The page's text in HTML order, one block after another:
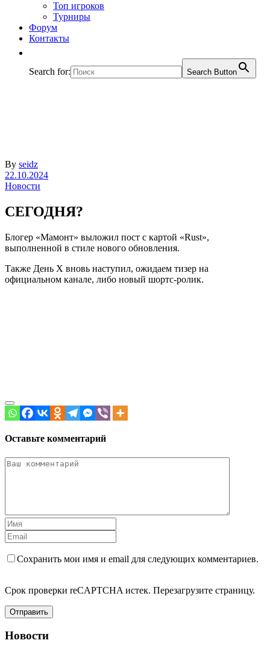
Топ игроков
Турниры
Форум
Контакты
Search for: Search Button
By seidz
22.10.2024
Новости
СЕГОДНЯ?
Блогер «Мамонт» выложил пост с картой «Rust»,
выполненной в стиле нового обновления.
Также День Х вновь наступил, ожидаем тизер на
официальном канале, либо новый шортс-ролик.
Оставьте комментарий
Сохранить мои имя и email для следующих комментариев.
Срок проверки reCAPTCHA истек. Перезагрузите страницу.
Отправить
Новости